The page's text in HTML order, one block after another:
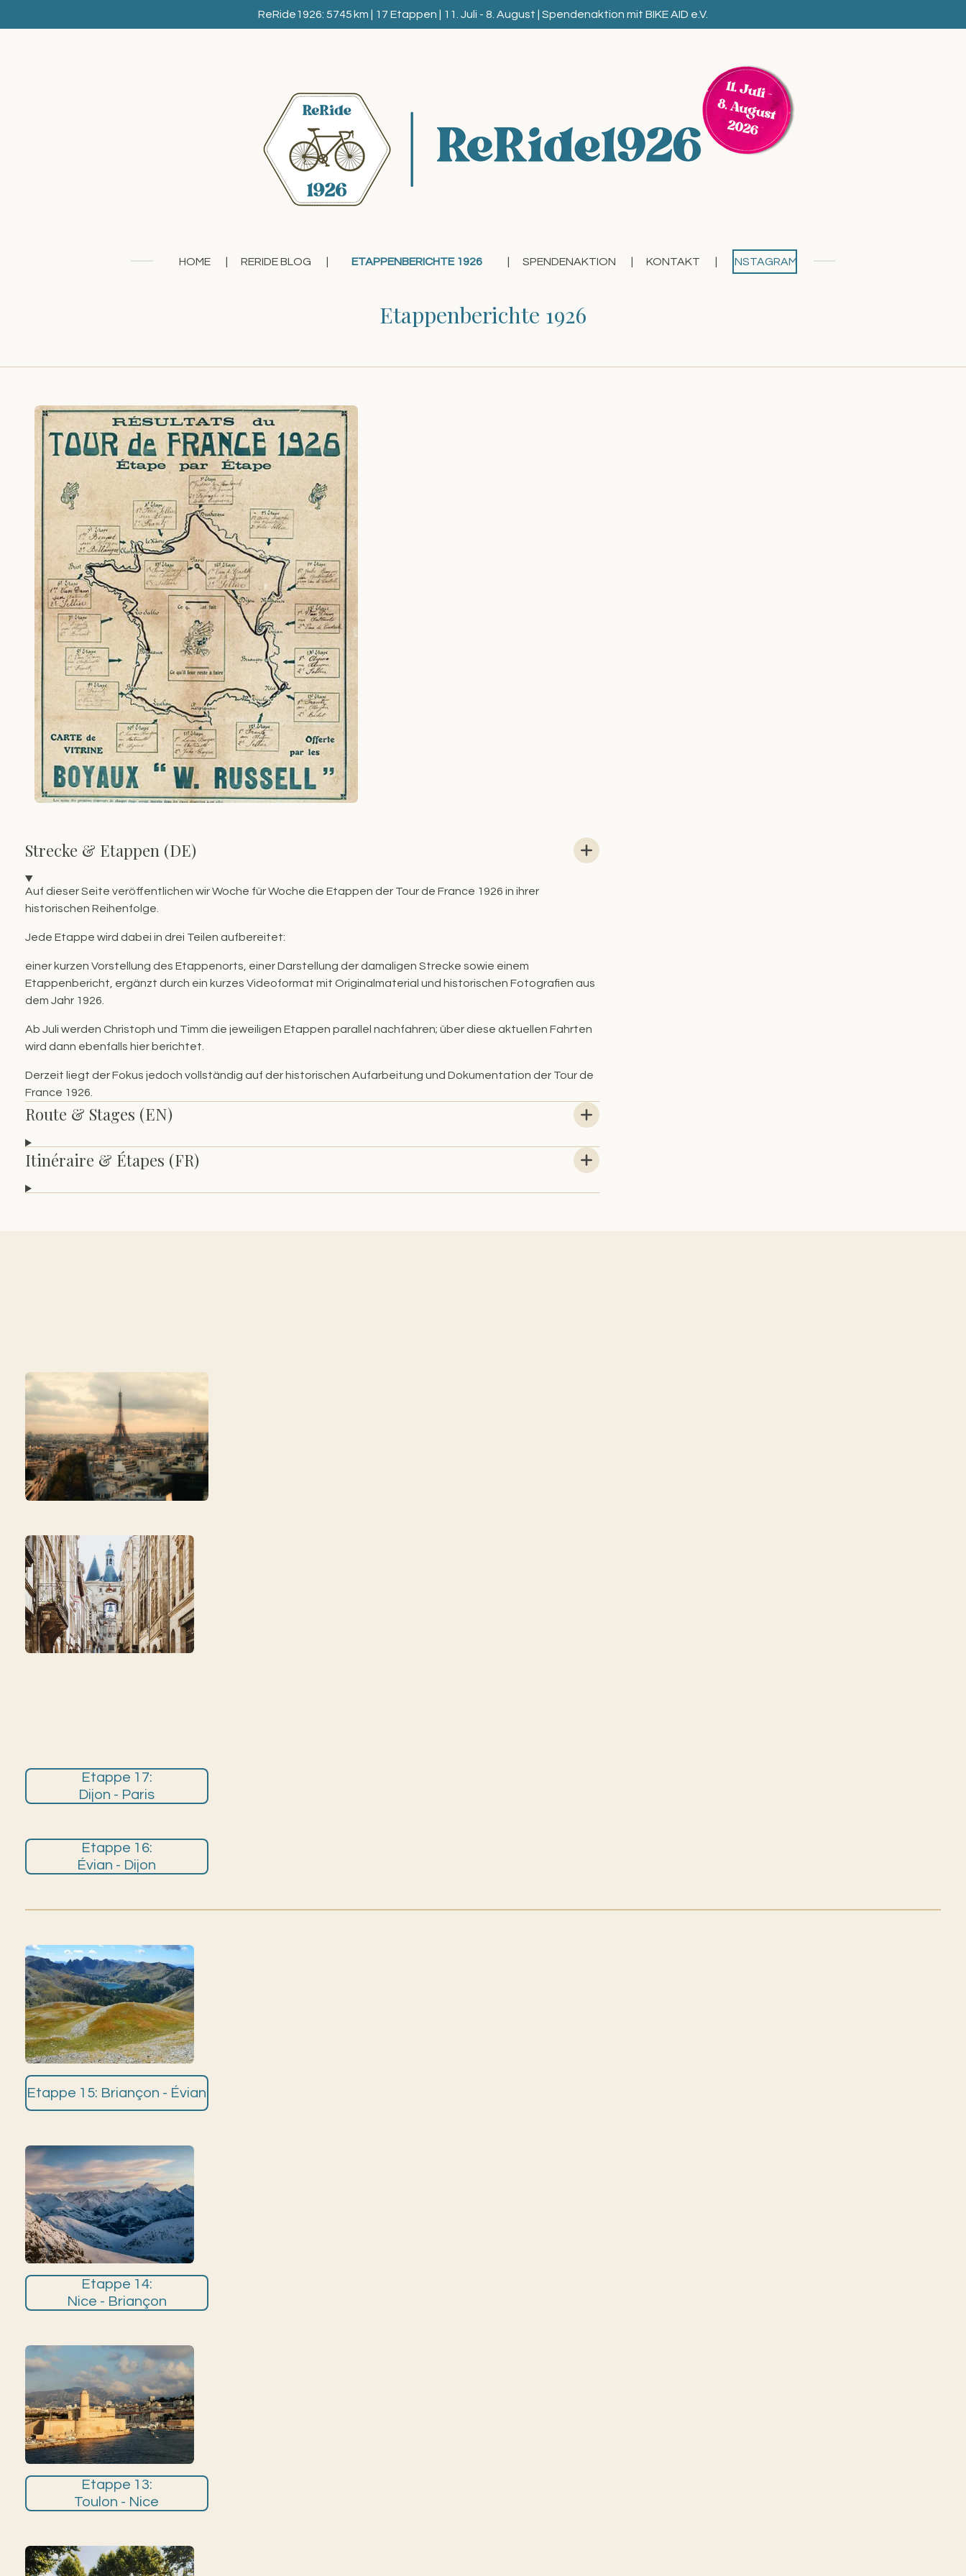
Hauptinhalt
ReRide1926: 5745 km | 17 Etappen | 11. Juli - 8. August | Spendenaktion mit BIKE AID e.V.
HOME RERIDE BLOG ETAPPENBERICHTE 1926 SPENDENAKTION KONTAKT INSTAGRAM
Etappenberichte 1926
Strecke & Etappen (DE)
Auf dieser Seite veröffentlichen wir Woche für Woche die Etappen der Tour de France 1926 in ihrer
historischen Reihenfolge.
Jede Etappe wird dabei in drei Teilen aufbereitet:
einer kurzen Vorstellung des Etappenorts, einer Darstellung der damaligen Strecke sowie einem
Etappenbericht, ergänzt durch ein kurzes Videoformat mit Originalmaterial und historischen Fotografien aus
dem Jahr 1926.
Ab Juli werden Christoph und Timm die jeweiligen Etappen parallel nachfahren; über diese aktuellen Fahrten
wird dann ebenfalls hier berichtet.
Derzeit liegt der Fokus jedoch vollständig auf der historischen Aufarbeitung und Dokumentation der Tour de
France 1926.
Route & Stages (EN)
Itinéraire & Étapes (FR)
Etappe 17:
Dijon - Paris
Etappe 16:
Évian - Dijon
Etappe 15: Briançon - Évian
Etappe 14:
Nice - Briançon
Etappe 13:
Toulon - Nice